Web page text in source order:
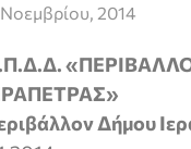
2014
Δήμου